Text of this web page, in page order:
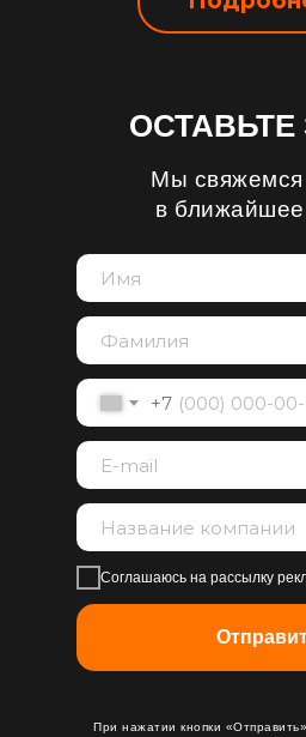
При нажатии кнопки
ОСТАВЬТЕ
Мы свяжемся
в
+7
Соглашаюсь на рассылку